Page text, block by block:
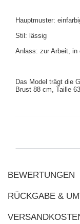
Hauptmuster:
Stil: lässig
Anlass: zur Arbeit,
Das Model trägt die
Brust 88 cm, Taille
BEWERTUNGEN
RÜCKGABE &